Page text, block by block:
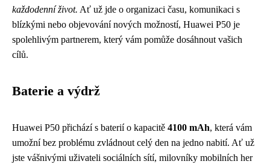
každodenní život. Ať už jde o organizaci času, komunikaci s
blízkými nebo objevování nových možností, Huawei P50 je
spolehlivým partnerem, který vám pomůže dosáhnout vašich
cílů.
Baterie a výdrž
Huawei P50 přichází s baterií o kapacitě 4100 mAh, která vám
umožní bez problému zvládnout celý den na jedno nabití. Ať už
jste vášnivými uživateli sociálních sítí, milovníky mobilních her